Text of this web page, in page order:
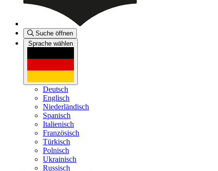
Suche öffnen
Sprache wählen
Deutsch
Englisch
Niederländisch
Spanisch
Italienisch
Französisch
Türkisch
Polnisch
Ukrainisch
Russisch